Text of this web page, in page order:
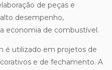
de peças e
desempenho,
economia de combustível.
é utilizado em projetos de
e de fechamento. A